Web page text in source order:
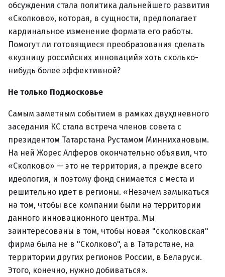
обсуждения стала политика дальнейшего развития
«Сколково», которая, в сущности, предполагает
кардинальное изменение формата его работы.
Помогут ли готовящиеся преобразования сделать
«кузницу российских инноваций» хоть сколько-
нибудь более эффективной?
Не только Подмосковье
Самым заметным событием в рамках двухдневного
заседания КС стала встреча членов совета с
президентом Татарстана Рустамом Миннихановым.
На ней Жорес Алферов окончательно объявил, что
«Сколково» — это не территория, а прежде всего
идеология, и поэтому фонд снимается с места и
решительно идет в регионы. «Незачем замыкаться
на том, чтобы все компании были на территории
данного инновационного центра. Мы
заинтересованы в том, чтобы новая "сколковская"
фирма была не в "Сколково", а в Татарстане, на
территории других регионов России, в Беларуси.
Этого, конечно, нужно добиваться».